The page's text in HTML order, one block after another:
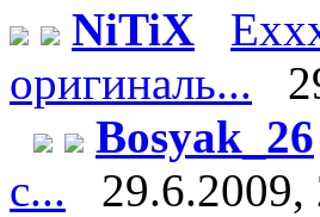
NiTiX
оригиналь...
Bosyak_26
с...
29.6.2009,